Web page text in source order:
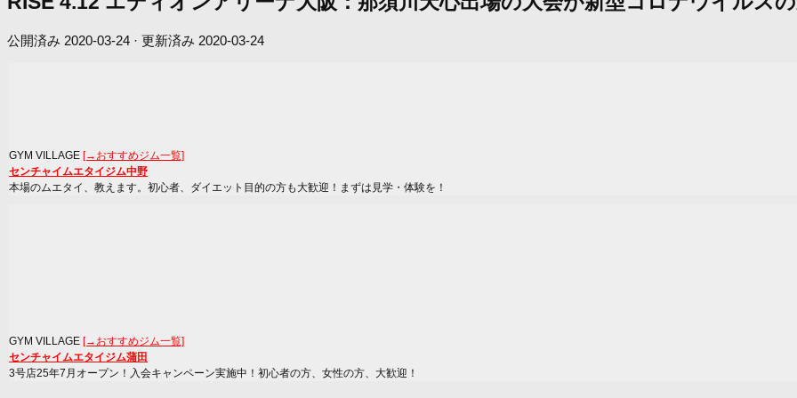
公開済み 2020-03-24 · 更新済み 2020-03-24
GYM VILLAGE [→おすすめジム一覧]
センチャイムエタイジム中野
本場のムエタイ、教えます。初心者、ダイエット目的の方も大歓迎！まずは見学・体験を！
GYM VILLAGE [→おすすめジム一覧]
センチャイムエタイジム蒲田
3号店25年7月オープン！入会キャンペーン実施中！初心者の方、女性の方、大歓迎！